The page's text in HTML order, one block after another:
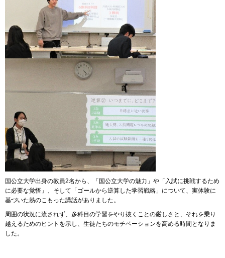
国公立大学出身の教員2名から、「国公立大学の魅力」や「入試に挑戦するため
に必要な覚悟」、そして「ゴールから逆算した学習戦略」について、実体験に
基づいた熱のこもった講話がありました。
周囲の状況に流されず、多科目の学習をやり抜くことの厳しさと、それを乗り
越えるためのヒントを示し、生徒たちのモチベーションを高める時間となりま
した。